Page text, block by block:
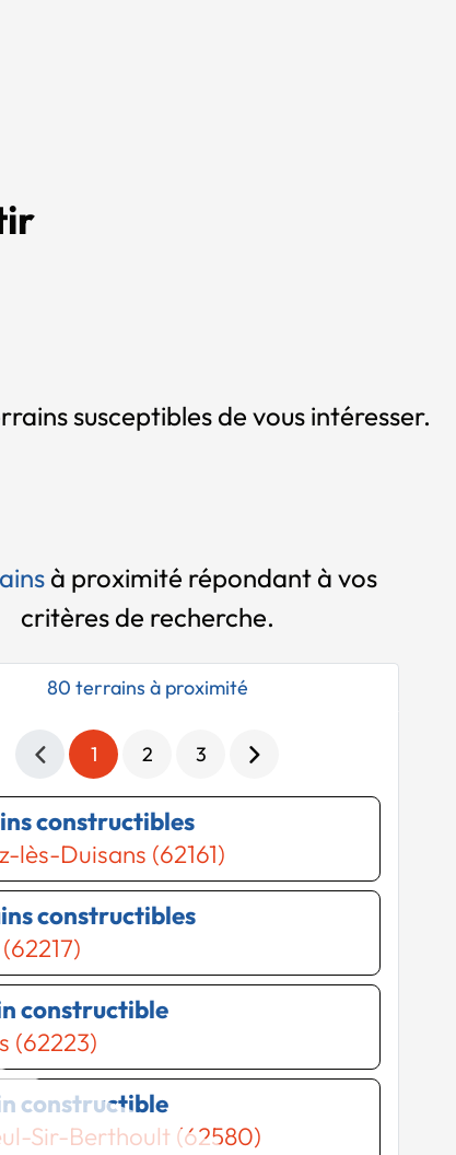
susceptibles de vous intéresser.
à proximité répondant à vos
critères de recherche.
80 terrains à proximité
1 2 3
constructibles
lès-Duisans (62161)
constructibles
constructible
(62223)
constructible
Sir-Berthoult (62580)